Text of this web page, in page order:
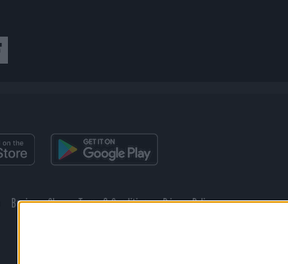
Business Class Terms & Conditions Privacy Policy